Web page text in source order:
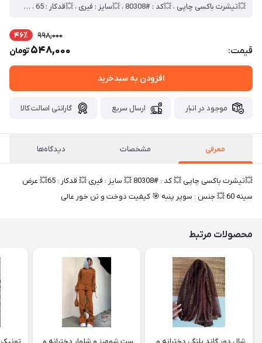
💥تیشرت باکسی چاپی ، 💥کد : #80308 ، 💥سایز : فیری ، 💥قدکار : 65 ، 💥 عرض سینه 60 ، 💥جنس : سوپر پنبه ، 🎯کیفیت دوخت و تن خور عالی
قیمت:
998,000 46٪
548,000تومان
افزودن به سبدخرید
موجود در انبار ارسال سریع گارانتی اصالت کالا
معرفی مشخصات دیدگاه‌ها
💥تیشرت باکسی چاپی 💥 کد : #80308 💥 سایز : فیری 💥 قدکار : 65💥 عرض
سینه 60 💥 جنس : سوپر پنبه 🎯 کیفیت دوخت و تن خور عالی
محصولات مرتبط